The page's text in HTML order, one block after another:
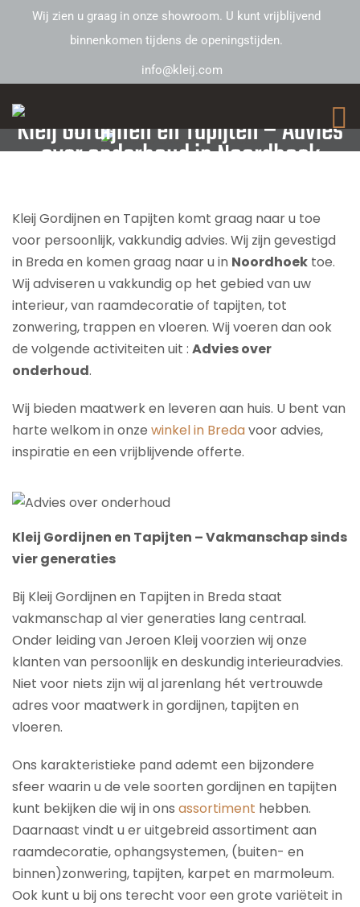
Wij zien u graag in onze showroom. U kunt vrijblijvend
binnenkomen tijdens de openingstijden.
info@kleij.com
Kleij Gordijnen en Tapijten – Advies
over onderhoud in Noordhoek
Kleij Gordijnen en Tapijten komt graag naar u toe
voor persoonlijk, vakkundig advies. Wij zijn gevestigd
in Breda en komen graag naar u in Noordhoek toe.
Wij adviseren u vakkundig op het gebied van uw
interieur, van raamdecoratie of tapijten, tot
zonwering, trappen en vloeren. Wij voeren dan ook
de volgende activiteiten uit : Advies over
onderhoud.
Wij bieden maatwerk en leveren aan huis. U bent van
harte welkom in onze winkel in Bredavoor advies,
inspiratie en een vrijblijvende offerte.
Kleij Gordijnen en Tapijten – Vakmanschap sinds
vier generaties
Bij Kleij Gordijnen en Tapijten in Breda staat
vakmanschap al vier generaties lang centraal.
Onder leiding van Jeroen Kleij voorzien wij onze
klanten van persoonlijk en deskundig interieuradvies.
Niet voor niets zijn wij al jarenlang hét vertrouwde
adres voor maatwerk in gordijnen, tapijten en
vloeren.
Ons karakteristieke pand ademt een bijzondere
sfeer waarin u de vele soorten gordijnen en tapijten
kunt bekijken die wij in ons assortiment hebben.
Daarnaast vindt u er uitgebreid assortiment aan
raamdecoratie, ophangsystemen, (buiten- en
binnen)zonwering, tapijten, karpet en marmoleum.
Ook kunt u bij ons terecht voor een grote variëteit in